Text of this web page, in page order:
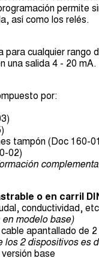
permite
así como los relés.
para cualquier rango
una salida 4 - 20 mA.
por:
tampón (Doc 160-
02)
o en carril
conductividad,
modelo base)
apantallado de 2
los 2 dispositivos es
base